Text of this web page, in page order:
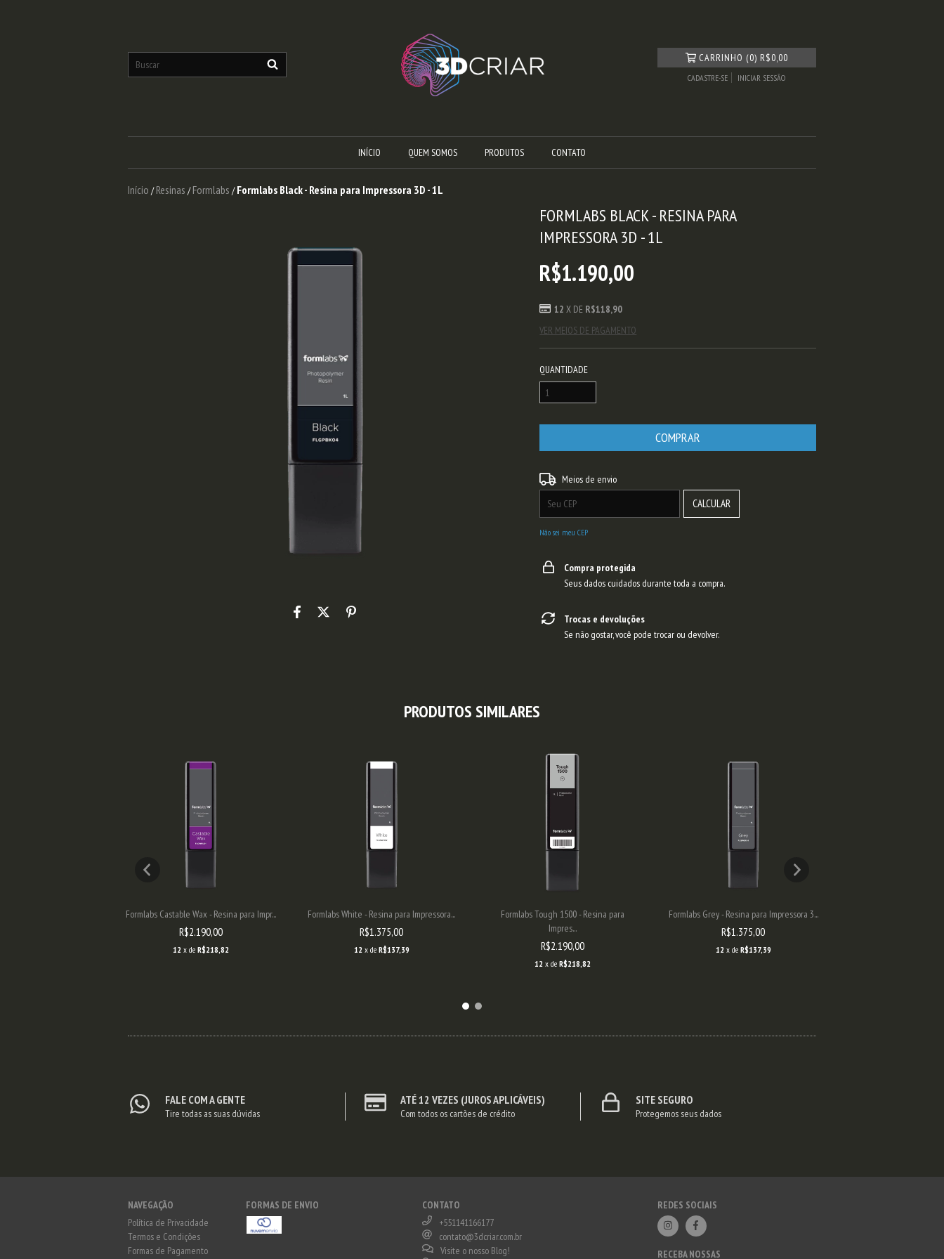
CARRINHO (0) R$0,00
CADASTRE-SE INICIAR SESSÃO
INÍCIO QUEM SOMOS PRODUTOS CONTATO
Início / Resinas / Formlabs / Formlabs Black - Resina para Impressora 3D - 1L
FORMLABS BLACK - RESINA PARA
IMPRESSORA 3D - 1L
R$1.190,00
12 X DE R$118,90
VER MEIOS DE PAGAMENTO
QUANTIDADE
Entregas para o CEP:
Meios de envio
CALCULAR
Não sei meu CEP
Compra protegida
Seus dados cuidados durante toda a compra.
Trocas e devoluções
Se não gostar, você pode trocar ou devolver.
PRODUTOS SIMILARES
Formlabs Castable Wax - Resina para Impr...
R$2.190,00
12 x de R$218,82
Formlabs White - Resina para Impressora...
R$1.375,00
12 x de R$137,39
Formlabs Tough 1500 - Resina para
Impres...
R$2.190,00
12 x de R$218,82
Formlabs Grey - Resina para Impressora 3...
R$1.375,00
12 x de R$137,39
FALE COM A GENTE
Tire todas as suas dúvidas
ATÉ 12 VEZES (JUROS APLICÁVEIS)
Com todos os cartões de crédito
SITE SEGURO
Protegemos seus dados
NAVEGAÇÃO
Política de Privacidade
Termos e Condições
Formas de Pagamento
FORMAS DE ENVIO
CONTATO
+551141166177
contato@3dcriar.com.br
Visite o nosso Blog!
REDES SOCIAIS
RECEBA NOSSAS